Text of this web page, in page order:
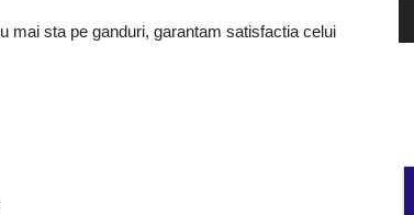
mai sta pe ganduri, garantam satisfactia celui